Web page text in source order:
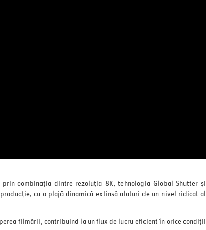
prin combinația dintre rezoluția 8K, tehnologia Global Shutter și
cu o plajă dinamică extinsă alaturi de un nivel ridicat al
filmării, contribuind la un flux de lucru eficient în orice condiții